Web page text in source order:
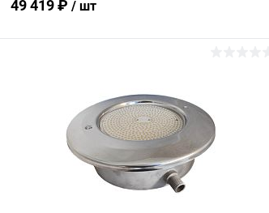
49 419 ₽ / шт
В избранное
К сравнению Под заказ